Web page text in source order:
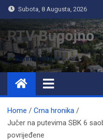
Subota, 8 Augusta, 2026
RTV Bugojno
Home
Crna hronika
Jučer na putevima SBK 6
povrijeđene